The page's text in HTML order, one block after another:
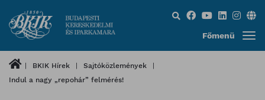
Keresés...
Főmenü
BKIK Hírek
Sajtóközlemények
Indul a nagy „repohár” felmérés!